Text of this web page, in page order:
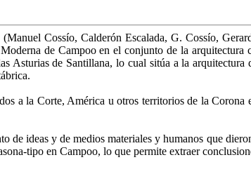
Cossío, Calderón Escalada, G. Cossío,
de Campoo en el conjunto de la
Asturias de Santillana, lo cual sitúa a la
a la Corte, América u otros territorios de la Corona
ideas y de medios materiales y humanos que
tipo en Campoo, lo que permite extraer